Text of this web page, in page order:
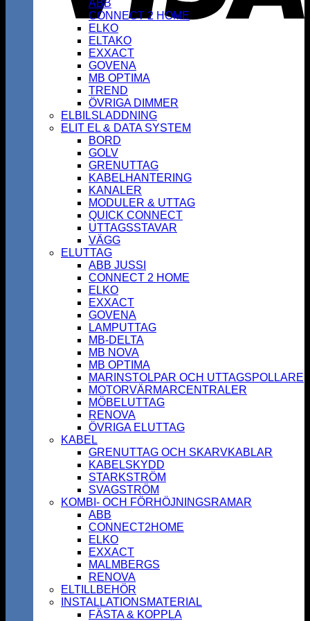
ABB
CONNECT 2 HOME
ELKO
ELTAKO
EXXACT
GOVENA
MB OPTIMA
TREND
ÖVRIGA DIMMER
ELBILSLADDNING
ELIT EL & DATA SYSTEM
BORD
GOLV
GRENUTTAG
KABELHANTERING
KANALER
MODULER & UTTAG
QUICK CONNECT
UTTAGSSTAVAR
VÄGG
ELUTTAG
ABB JUSSI
CONNECT 2 HOME
ELKO
EXXACT
GOVENA
LAMPUTTAG
MB-DELTA
MB NOVA
MB OPTIMA
MARINSTOLPAR OCH UTTAGSPOLLARE
MOTORVÄRMARCENTRALER
MÖBELUTTAG
RENOVA
ÖVRIGA ELUTTAG
KABEL
GRENUTTAG OCH SKARVKABLAR
KABELSKYDD
STARKSTRÖM
SVAGSTRÖM
KOMBI- OCH FÖRHÖJNINGSRAMAR
ABB
CONNECT2HOME
ELKO
EXXACT
MALMBERGS
RENOVA
ELTILLBEHÖR
INSTALLATIONSMATERIAL
FÄSTA & KOPPLA